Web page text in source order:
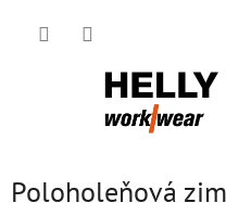
Poloholeňová